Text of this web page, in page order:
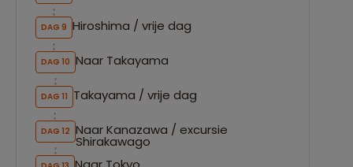
DAG 9 Hiroshima / vrije dag
DAG 10 Naar Takayama
DAG 11 Takayama / vrije dag
DAG 12 Naar Kanazawa / excursie
Shirakawago